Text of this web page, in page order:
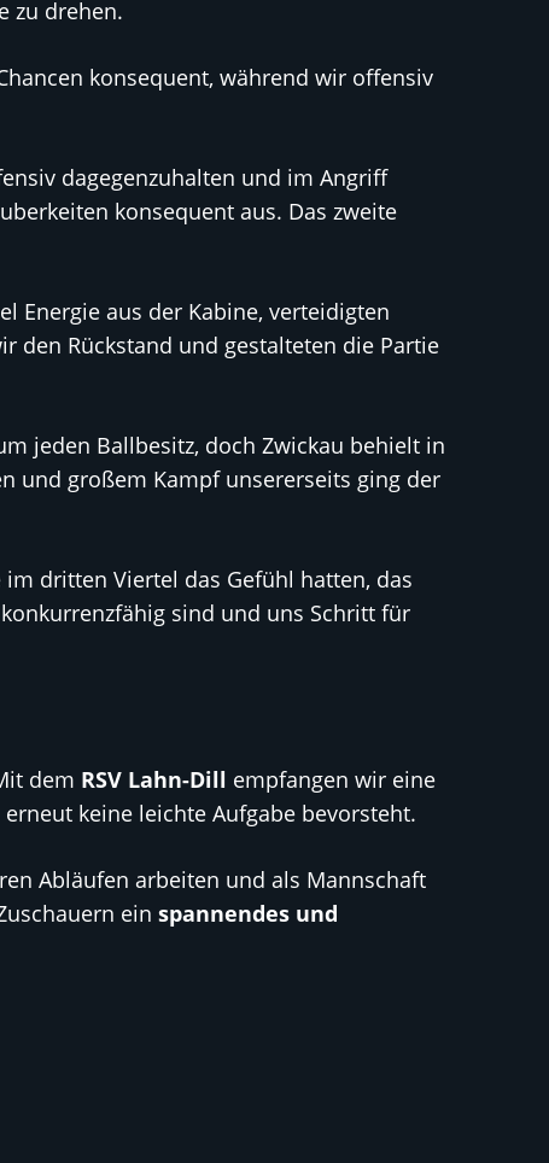
zu drehen.
konsequent, während wir offensiv
dagegenzuhalten und im Angriff
konsequent aus. Das zweite
Energie aus der Kabine, verteidigten
den Rückstand und gestalteten die Partie
jeden Ballbesitz, doch Zwickau behielt in
und großem Kampf unsererseits ging der
dritten Viertel das Gefühl hatten, das
sind und uns Schritt für
dem RSV Lahn-Dill empfangen wir eine
keine leichte Aufgabe bevorsteht.
Abläufen arbeiten und als Mannschaft
ein spannendes und